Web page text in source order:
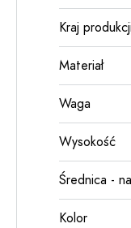
Kraj produkcji
Materiał
Waga
Wysokość
Średnica -
Kolor